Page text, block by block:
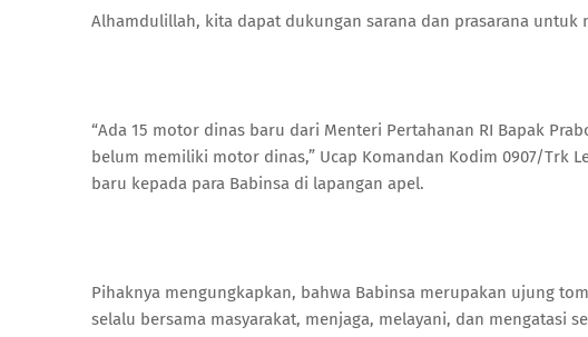
Alhamdulillah, kita dapat dukungan sarana dan prasarana
“Ada 15 motor dinas baru dari Menteri Pertahanan RI Bapak
belum memiliki motor dinas,” Ucap Komandan Kodim 0907/Trk
baru kepada para Babinsa di lapangan apel.
Pihaknya mengungkapkan, bahwa Babinsa merupakan ujung
selalu bersama masyarakat, menjaga, melayani, dan mengatasi